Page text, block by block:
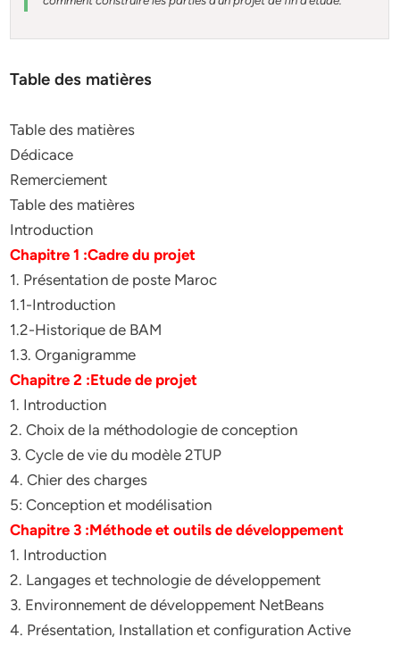
Table des matières
Table des matières
Dédicace
Remerciement
Table des matières
Introduction
Chapitre 1 :Cadre du projet
1. Présentation de poste Maroc
1.1-Introduction
1.2-Historique de BAM
1.3. Organigramme
Chapitre 2 :Etude de projet
1. Introduction
2. Choix de la méthodologie de conception
3. Cycle de vie du modèle 2TUP
4. Chier des charges
5: Conception et modélisation
Chapitre 3 :Méthode et outils de développement
1. Introduction
2. Langages et technologie de développement
3. Environnement de développement NetBeans
4. Présentation, Installation et configuration Active